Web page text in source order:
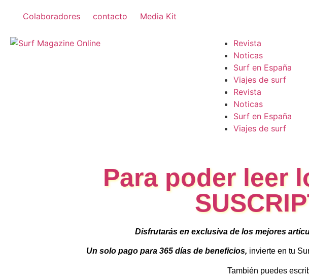
Colaboradores contacto Media Kit
Revista
Noticas
Surf en España
Viajes de surf
Revista
Noticas
Surf en España
Viajes de surf
Para poder leer
Disfrutarás en exclusiva de los mejores
Un solo pago para 365 días de beneficios, invierte en tu
También puedes